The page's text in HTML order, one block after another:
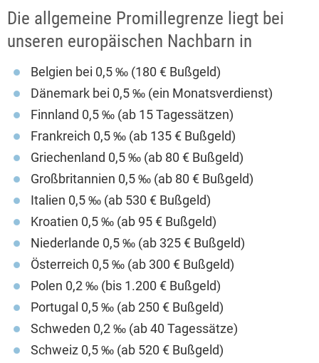
Die allgemeine Promillegrenze liegt bei
unseren europäischen Nachbarn in
Belgien bei 0,5 ‰ (180 € Bußgeld)
Dänemark bei 0,5 ‰ (ein Monatsverdienst)
Finnland 0,5 ‰ (ab 15 Tagessätzen)
Frankreich 0,5 ‰ (ab 135 € Bußgeld)
Griechenland 0,5 ‰ (ab 80 € Bußgeld)
Großbritannien 0,5 ‰ (ab 80 € Bußgeld)
Italien 0,5 ‰ (ab 530 € Bußgeld)
Kroatien 0,5 ‰ (ab 95 € Bußgeld)
Niederlande 0,5 ‰ (ab 325 € Bußgeld)
Österreich 0,5 ‰ (ab 300 € Bußgeld)
Polen 0,2 ‰ (bis 1.200 € Bußgeld)
Portugal 0,5 ‰ (ab 250 € Bußgeld)
Schweden 0,2 ‰ (ab 40 Tagessätze)
Schweiz 0,5 ‰ (ab 520 € Bußgeld)